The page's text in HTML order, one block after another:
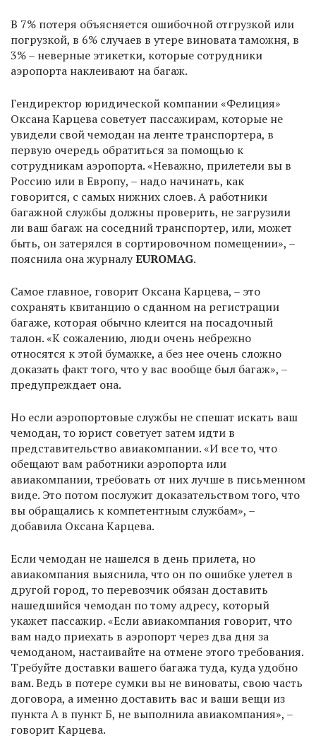
В 7% потеря объясняется ошибочной отгрузкой или
погрузкой, в 6% случаев в утере виновата таможня, в
3% – неверные этикетки, которые сотрудники
аэропорта наклеивают на багаж.
Гендиректор юридической компании «Фелиция»
Оксана Карцева советует пассажирам, которые не
увидели свой чемодан на ленте транспортера, в
первую очередь обратиться за помощью к
сотрудникам аэропорта. «Неважно, прилетели вы в
Россию или в Европу, – надо начинать, как
говорится, с самых нижних слоев. А работники
багажной службы должны проверить, не загрузили
ли ваш багаж на соседний транспортер, или, может
быть, он затерялся в сортировочном помещении», –
пояснила она журналуEUROMAG.
Самое главное, говорит Оксана Карцева, – это
сохранять квитанцию о сданном на регистрации
багаже, которая обычно клеится на посадочный
талон. «К сожалению, люди очень небрежно
относятся к этой бумажке, а без нее очень сложно
доказать факт того, что у вас вообще был багаж», –
предупреждает она.
Но если аэропортовые службы не спешат искать ваш
чемодан, то юрист советует затем идти в
представительство авиакомпании. «И все то, что
обещают вам работники аэропорта или
авиакомпании, требовать от них лучше в письменном
виде. Это потом послужит доказательством того, что
вы обращались к компетентным службам», –
добавила Оксана Карцева.
Если чемодан не нашелся в день прилета, но
авиакомпания выяснила, что он по ошибке улетел в
другой город, то перевозчик обязан доставить
нашедшийся чемодан по тому адресу, который
укажет пассажир. «Если авиакомпания говорит, что
вам надо приехать в аэропорт через два дня за
чемоданом, настаивайте на отмене этого требования.
Требуйте доставки вашего багажа туда, куда удобно
вам. Ведь в потере сумки вы не виноваты, свою часть
договора, а именно доставить вас и ваши вещи из
пункта А в пункт Б, не выполнила авиакомпания», –
говорит Карцева.